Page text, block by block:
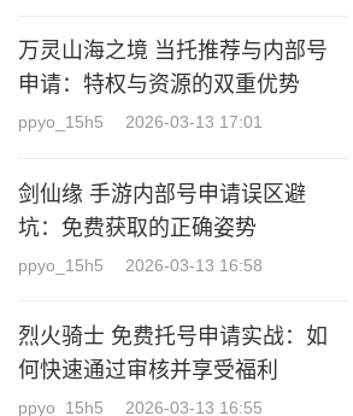
万灵山海之境 当托推荐与内部号
申请：特权与资源的双重优势
ppyo_15h5 2026-03-13 17:01
剑仙缘 手游内部号申请误区避
坑：免费获取的正确姿势
ppyo_15h5 2026-03-13 16:58
烈火骑士 免费托号申请实战：如
何快速通过审核并享受福利
ppyo_15h5 2026-03-13 16:55